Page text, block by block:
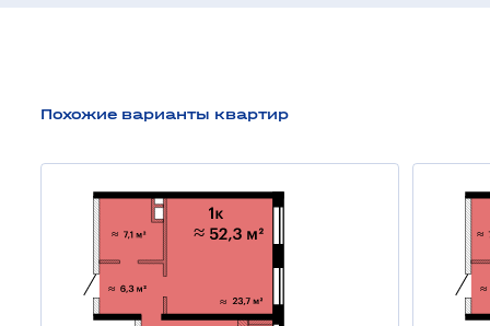
Похожие варианты квартир